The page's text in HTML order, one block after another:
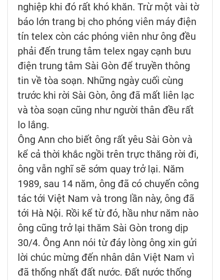
nghiệp khi đó rất khó khăn. Trừ một vài tờ
báo lớn trang bị cho phóng viên máy điện
tín telex còn các phóng viên như ông đều
phải đến trung tâm telex ngay cạnh bưu
điện trung tâm Sài Gòn để truyền thông
tin về tòa soạn. Những ngày cuối cùng
trước khi rời Sài Gòn, ông đã mất liên lạc
và tòa soạn cũng như người thân đều rất
lo lắng.
Ông Ann cho biết ông rất yêu Sài Gòn và
kể cả thời khắc ngồi trên trực thăng rời đi,
ông vẫn nghĩ sẽ sớm quay trở lại. Năm
1989, sau 14 năm, ông đã có chuyến công
tác tới Việt Nam và trong lần này, ông đã
tới Hà Nội. Rồi kể từ đó, hầu như năm nào
ông cũng trở lại thăm Sài Gòn trong dịp
30/4. Ông Ann nói từ đáy lòng ông xin gửi
lời chúc mừng đến nhân dân Việt Nam vì
đã thống nhất đất nước. Đất nước thống